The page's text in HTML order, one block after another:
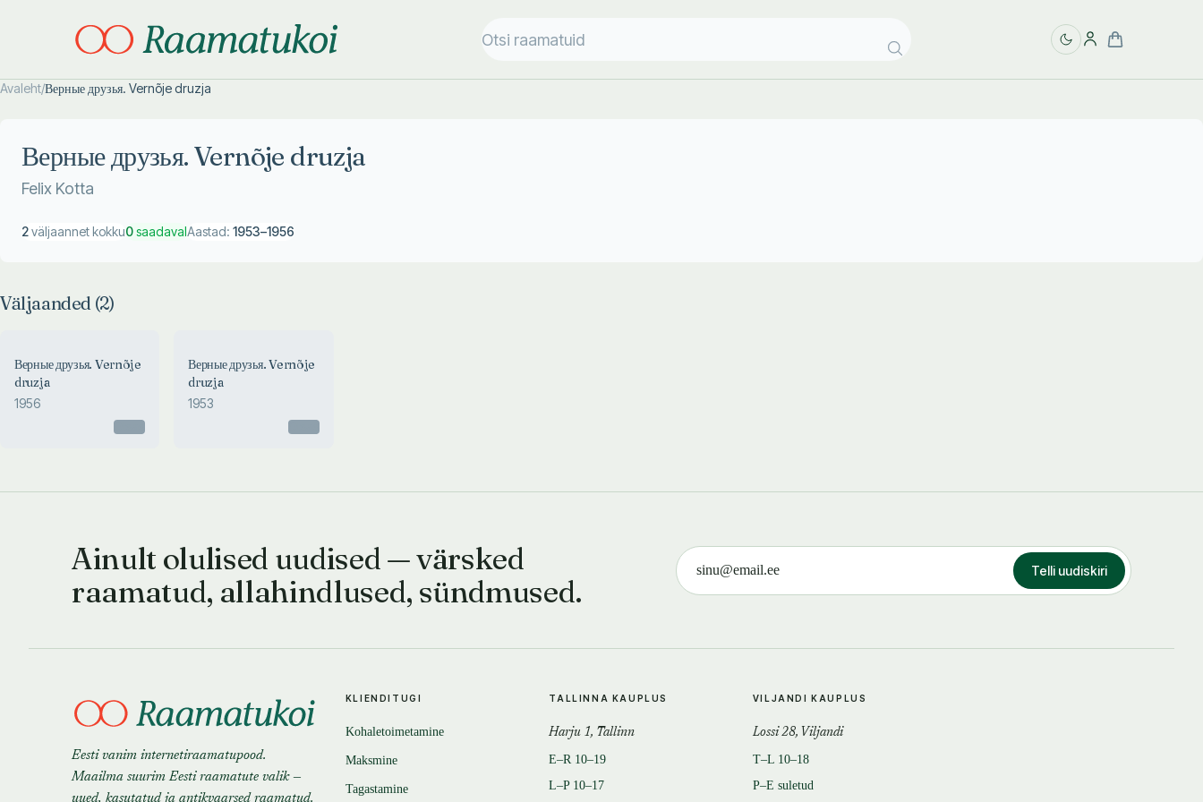
Avaleht/Верные друзья. Vernõje druzja
Верные друзья. Vernõje druzja
Felix Kotta
2väljaannet kokku0saadavalAastad: 1953–1956
Väljaanded (2)
Верные друзья. Vernõje
druzja
1956
Верные друзья. Vernõje
druzja
1953
Ainult olulised uudised — värsked
raamatud, allahindlused, sündmused.
Telli uudiskiri
Eesti vanim internetiraamatupood.
Maailma suurim Eesti raamatute valik —
uued, kasutatud ja antikvaarsed raamatud.
KLIENDITUGI
Kohaletoimetamine
Maksmine
Tagastamine
TALLINNA KAUPLUS
Harju 1, Tallinn
E–R 10–19
L–P 10–17
VILJANDI KAUPLUS
Lossi 28, Viljandi
T–L 10–18
P–E suletud